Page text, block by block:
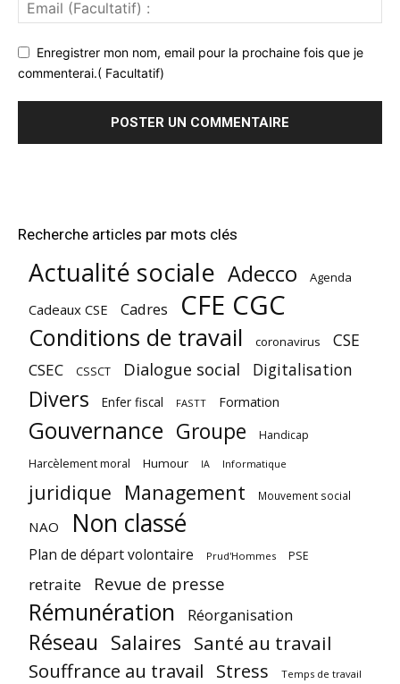
Enregistrer mon nom, email pour la prochaine fois que je
commenterai.( Facultatif)
Recherche articles par mots clés
Actualité sociale Adecco Agenda
Cadeaux CSE Cadres CFE CGC
Conditions de travail coronavirus CSE
CSEC CSSCT Dialogue social Digitalisation
Divers Enfer fiscal FASTT Formation
Gouvernance Groupe Handicap
Harcèlement moral Humour IA Informatique
juridique Management Mouvement social
NAO Non classé
Plan de départ volontaire Prud'Hommes PSE
retraite Revue de presse
Rémunération Réorganisation
Réseau Salaires Santé au travail
Souffrance au travail Stress Temps de travail